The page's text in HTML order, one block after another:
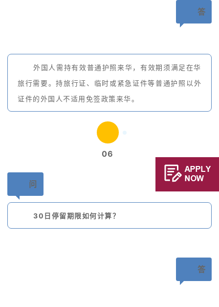
答
外国人需持有效普通护照来华，有效期须满足在华
旅行需要。持旅行证、临时或紧急证件等普通护照以外
证件的外国人不适用免签政策来华。
06
问
30日停留期限如何计算？
答